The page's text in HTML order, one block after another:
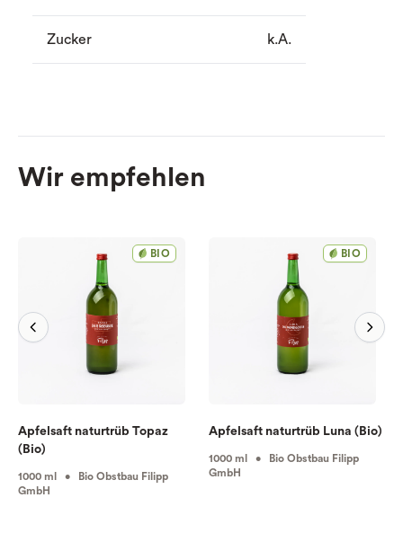
Zucker k.A.
Wir empfehlen
BIO
Apfelsaft naturtrüb Topaz
(Bio)
1000 ml • Bio Obstbau Filipp
GmbH
BIO
Apfelsaft naturtrüb Luna (Bio)
1000 ml • Bio Obstbau Filipp
GmbH